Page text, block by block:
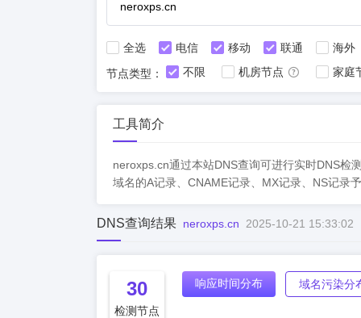
全选 电信 移动 联通
海外
节点类型：
不限 机房节点 家庭
工具简介
neroxps.cn通过本站DNS查询可进行实时DNS检
域名的A记录、CNAME记录、MX记录、NS记录
DNS查询结果 neroxps.cn 2025-10-21 15:33:02
30
检测节点
响应时间分布 域名污染分